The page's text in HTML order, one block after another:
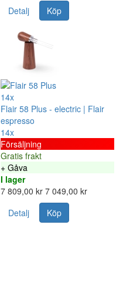
Detalj
Köp
14x
Flair 58 Plus - electric | Flair
espresso
14x
Försäljning
Gratis frakt
+ Gåva
I lager
7 809,00 kr 7 049,00 kr
Detalj
Köp